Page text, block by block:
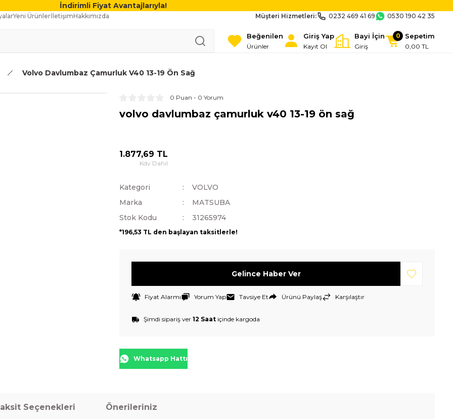
İndirimli Fiyat Avantajlarıyla!
Yeni ÜrünlerİletişimHakkımızda Müşteri Hizmetleri: 0232 469 41 69 0530 190 42 35
Beğenilen
Ürünler
Giriş Yap
Kayıt Ol
Bayi İçin
Giriş
0 Sepetim
0,00 TL
Volvo Davlumbaz Çamurluk V40 13-19 Ön Sağ
0 Puan - 0 Yorum
volvo davlumbaz çamurluk v40 13-19 ön sağ
1.877,69 TL
Kdv Dahil
Kategori
VOLVO
Marka
MATSUBA
Stok Kodu
31265974
*196,53 TL den başlayan taksitlerle!
Gelince Haber Ver
Fiyat Alarmı Yorum Yap Tavsiye Et Ürünü Paylaş Karşılaştır
Şimdi sipariş ver 12 Saat içinde kargoda
Whatsapp Hattı
Seçenekleri Önerileriniz